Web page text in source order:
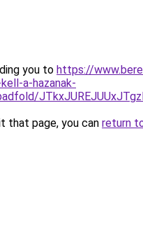
you to https://
a-hazanak-
that page, you can return